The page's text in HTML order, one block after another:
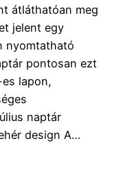
átláthatóan meg
jelent egy
nyomtatható
pontosan ezt
lapon,
naptár
design A…